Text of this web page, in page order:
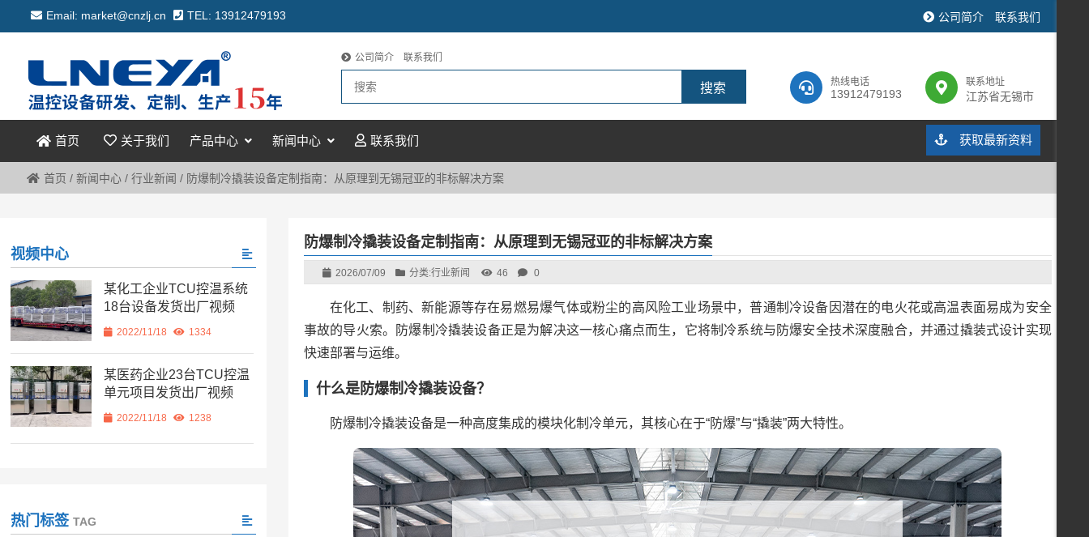
Email: market@cnzlj.cn TEL: 13912479193 公司简介 联系我们
热线电话
13912479193
联系地址
江苏省无锡市
公司简介 联系我们
首页 关于我们 产品中心 新闻中心 联系我们 获取最新资料
首页 / 新闻中心/ 行业新闻 / 防爆制冷撬装设备定制指南：从原理到无锡冠亚的非标解决方案
防爆制冷撬装设备定制指南：从原理到无锡冠亚的非标解决方案
2026/07/09 分类:行业新闻 46 0
在化工、制药、新能源等存在易燃易爆气体或粉尘的高风险工业场景中，普通制冷设备因潜在的电火花或高温表面易成为安全
事故的导火索。防爆制冷撬装设备正是为解决这一核心痛点而生，它将制冷系统与防爆安全技术深度融合，并通过撬装式设计实现
快速部署与运维。
什么是防爆制冷撬装设备？
防爆制冷撬装设备是一种高度集成的模块化制冷单元，其核心在于“防爆”与“撬装”两大特性。
视频中心
某化工企业TCU控温系统
18台设备发货出厂视频
2022/11/18 1334
某医药企业23台TCU控温
单元项目发货出厂视频
2022/11/18 1238
热门标签 TAG